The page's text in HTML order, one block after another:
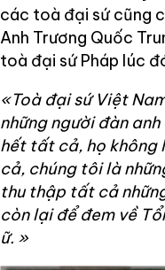
các toà đại sứ cũng
Anh Trương Quốc
toà đại sứ Pháp lúc
«Toà đại sứ Việt
những người đàn
hết tất cả, họ không
cả, chúng tôi là
thu thập tất cả
còn lại để đem về
ữ. »